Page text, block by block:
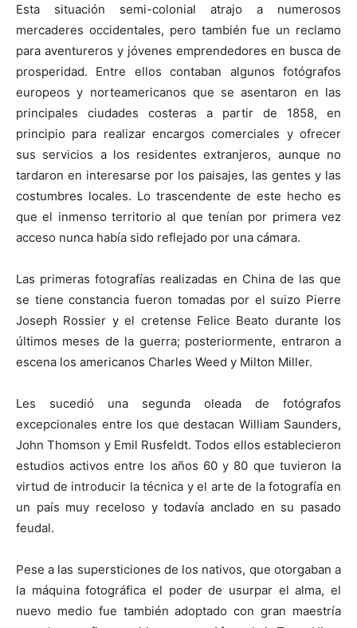
Esta situación semi-colonial atrajo a numerosos
mercaderes occidentales, pero también fue un reclamo
para aventureros y jóvenes emprendedores en busca de
prosperidad. Entre ellos contaban algunos fotógrafos
europeos y norteamericanos que se asentaron en las
principales ciudades costeras a partir de 1858, en
principio para realizar encargos comerciales y ofrecer
sus servicios a los residentes extranjeros, aunque no
tardaron en interesarse por los paisajes, las gentes y las
costumbres locales. Lo trascendente de este hecho es
que el inmenso territorio al que tenían por primera vez
acceso nunca había sido reflejado por una cámara.
Las primeras fotografías realizadas en China de las que
se tiene constancia fueron tomadas por el suizo Pierre
Joseph Rossier y el cretense Felice Beato durante los
últimos meses de la guerra; posteriormente, entraron a
escena los americanos Charles Weed y Milton Miller.
Les sucedió una segunda oleada de fotógrafos
excepcionales entre los que destacan William Saunders,
John Thomson y Emil Rusfeldt. Todos ellos establecieron
estudios activos entre los años 60 y 80 que tuvieron la
virtud de introducir la técnica y el arte de la fotografía en
un país muy receloso y todavía anclado en su pasado
feudal.
Pese a las supersticiones de los nativos, que otorgaban a
la máquina fotográfica el poder de usurpar el alma, el
nuevo medio fue también adoptado con gran maestría